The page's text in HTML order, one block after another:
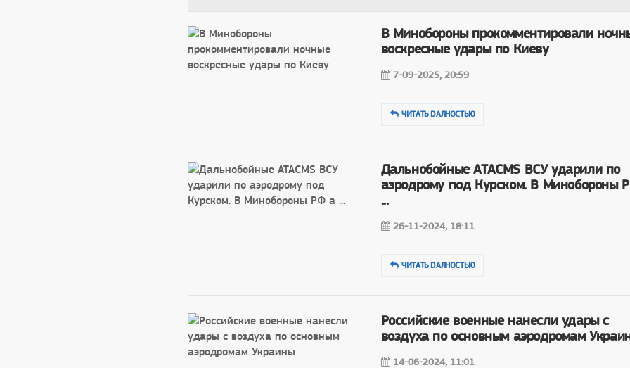
В Минобороны прокомментировали
воскресные удары по Киеву
7-09-2025, 20:59
ЧИТАТЬ DAЛНОСТЬЮ
Дальнобойные ATACMS ВСУ ударили по
аэродрому под Курском. В Минобороны
...
26-11-2024, 18:11
ЧИТАТЬ DAЛНОСТЬЮ
Российские военные нанесли удары с
воздуха по основным аэродромам
14-06-2024, 11:01